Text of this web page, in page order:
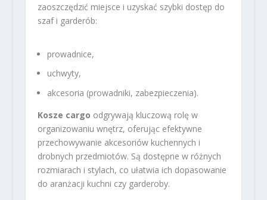
zaoszczędzić miejsce i uzyskać szybki dostęp do
szaf i garderób:
prowadnice,
uchwyty,
akcesoria (prowadniki, zabezpieczenia).
Kosze cargo odgrywają kluczową rolę w
organizowaniu wnętrz, oferując efektywne
przechowywanie akcesoriów kuchennych i
drobnych przedmiotów. Są dostępne w różnych
rozmiarach i stylach, co ułatwia ich dopasowanie
do aranżacji kuchni czy garderoby.